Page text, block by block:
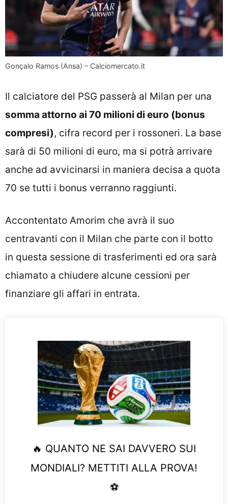
Gonçalo Ramos (Ansa) – Calciomercato.it
Il calciatore del PSG passerà al Milan per una
somma attorno ai 70 milioni di euro (bonus
compresi), cifra record per i rossoneri. La base
sarà di 50 milioni di euro, ma si potrà arrivare
anche ad avvicinarsi in maniera decisa a quota
70 se tutti i bonus verranno raggiunti.
Accontentato Amorim che avrà il suo
centravanti con il Milan che parte con il botto
in questa sessione di trasferimenti ed ora sarà
chiamato a chiudere alcune cessioni per
finanziare gli affari in entrata.
🔥 QUANTO NE SAI DAVVERO SUI
MONDIALI? METTITI ALLA PROVA!
⚽